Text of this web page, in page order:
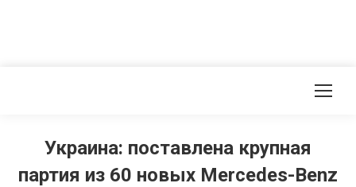
Украина: поставлена крупная
партия из 60 новых Mercedes-Benz